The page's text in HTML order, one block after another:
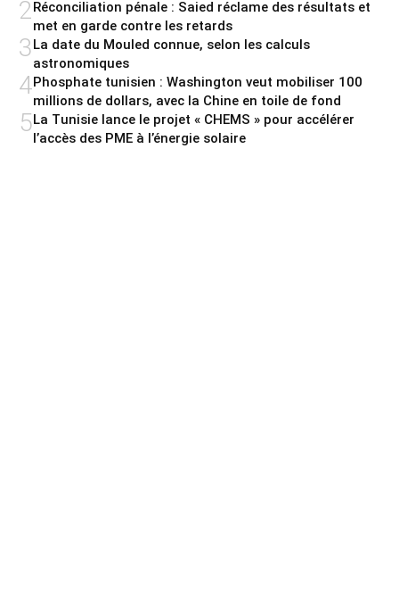
2 Réconciliation pénale : Saied réclame des résultats et
met en garde contre les retards
3La date du Mouled connue, selon les calculs
astronomiques
4Phosphate tunisien : Washington veut mobiliser 100
millions de dollars, avec la Chine en toile de fond
5La Tunisie lance le projet « CHEMS » pour accélérer
l’accès des PME à l’énergie solaire